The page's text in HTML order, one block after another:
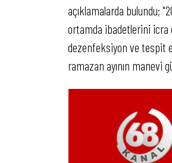
açıklamalarda bulundu;
ortamda ibadetlerini icra
dezenfeksiyon ve tespit
ramazan ayının manevi